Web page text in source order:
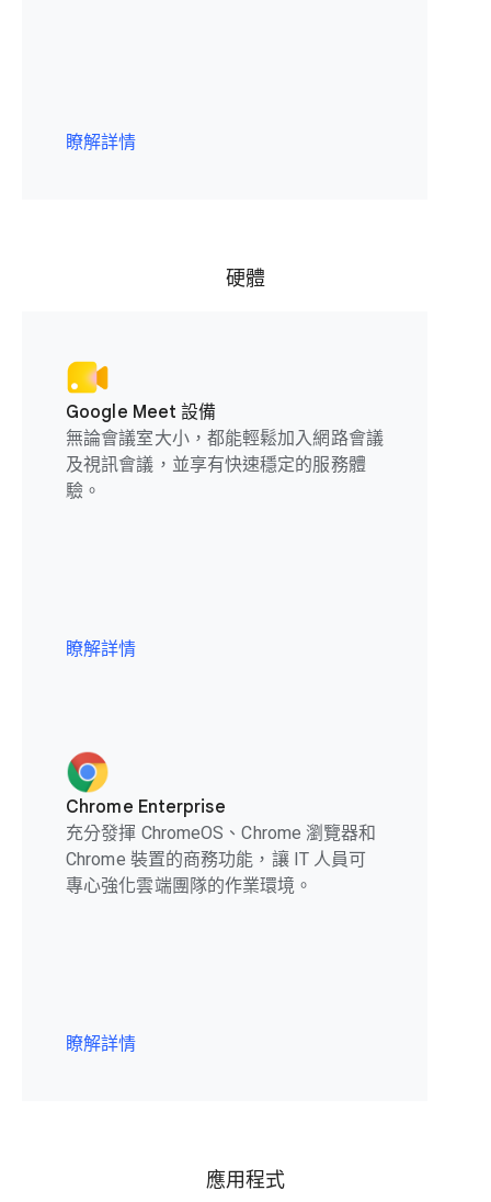
瞭解詳情
硬體
Google Meet 設備
無論會議室大小，都能輕鬆加入網路會議
及視訊會議，並享有快速穩定的服務體
驗。
瞭解詳情
Chrome Enterprise
充分發揮 ChromeOS、Chrome 瀏覽器和
Chrome 裝置的商務功能，讓 IT 人員可
專心強化雲端團隊的作業環境。
瞭解詳情
應用程式